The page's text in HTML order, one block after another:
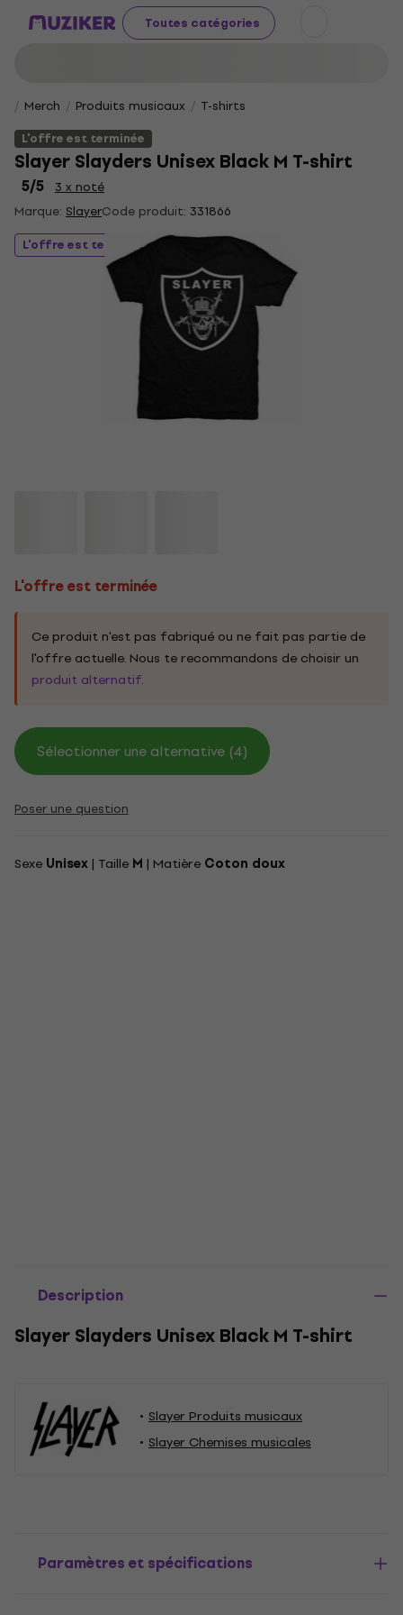
Toutes catégories
Merch Produits musicaux
T-shirts
L'offre est terminée
Slayer Slayders Unisex Black M T-shirt
5/5
3 x noté
Marque: SlayerCode produit: 331866
L'offre est terminée
L'offre est terminée
Ce produit n'est pas fabriqué ou ne fait pas partie de
l'offre actuelle. Nous te recommandons de choisir un
produit alternatif.
Sélectionner une alternative (4)
Poser une question
Sexe Unisex | Taille M | Matière Coton doux
Description
Slayer Slayders Unisex Black M T-shirt
Slayer Produits musicaux
Slayer Chemises musicales
Paramètres et spécifications